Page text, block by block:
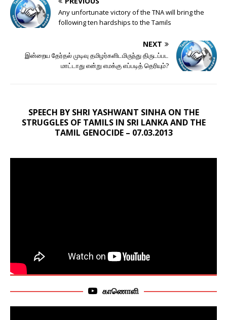
Any unfortunate victory of the TNA will bring the
following ten hardships to the Tamils
NEXT
இன்றைய தேர்தல் முடிவு தமிழர்களிடமிருந்து திருடப்பட
மாட்டாது என்று எமக்கு எப்படித் தெரியும்?
SPEECH BY SHRI YASHWANT SINHA ON THE
STRUGGLES OF TAMILS IN SRI LANKA AND THE
TAMIL GENOCIDE – 07.03.2013
காணொளி